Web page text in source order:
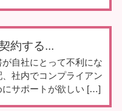
約する...
自社にとって不利にな
社内でコンプライアン
にサポートが欲しい […]